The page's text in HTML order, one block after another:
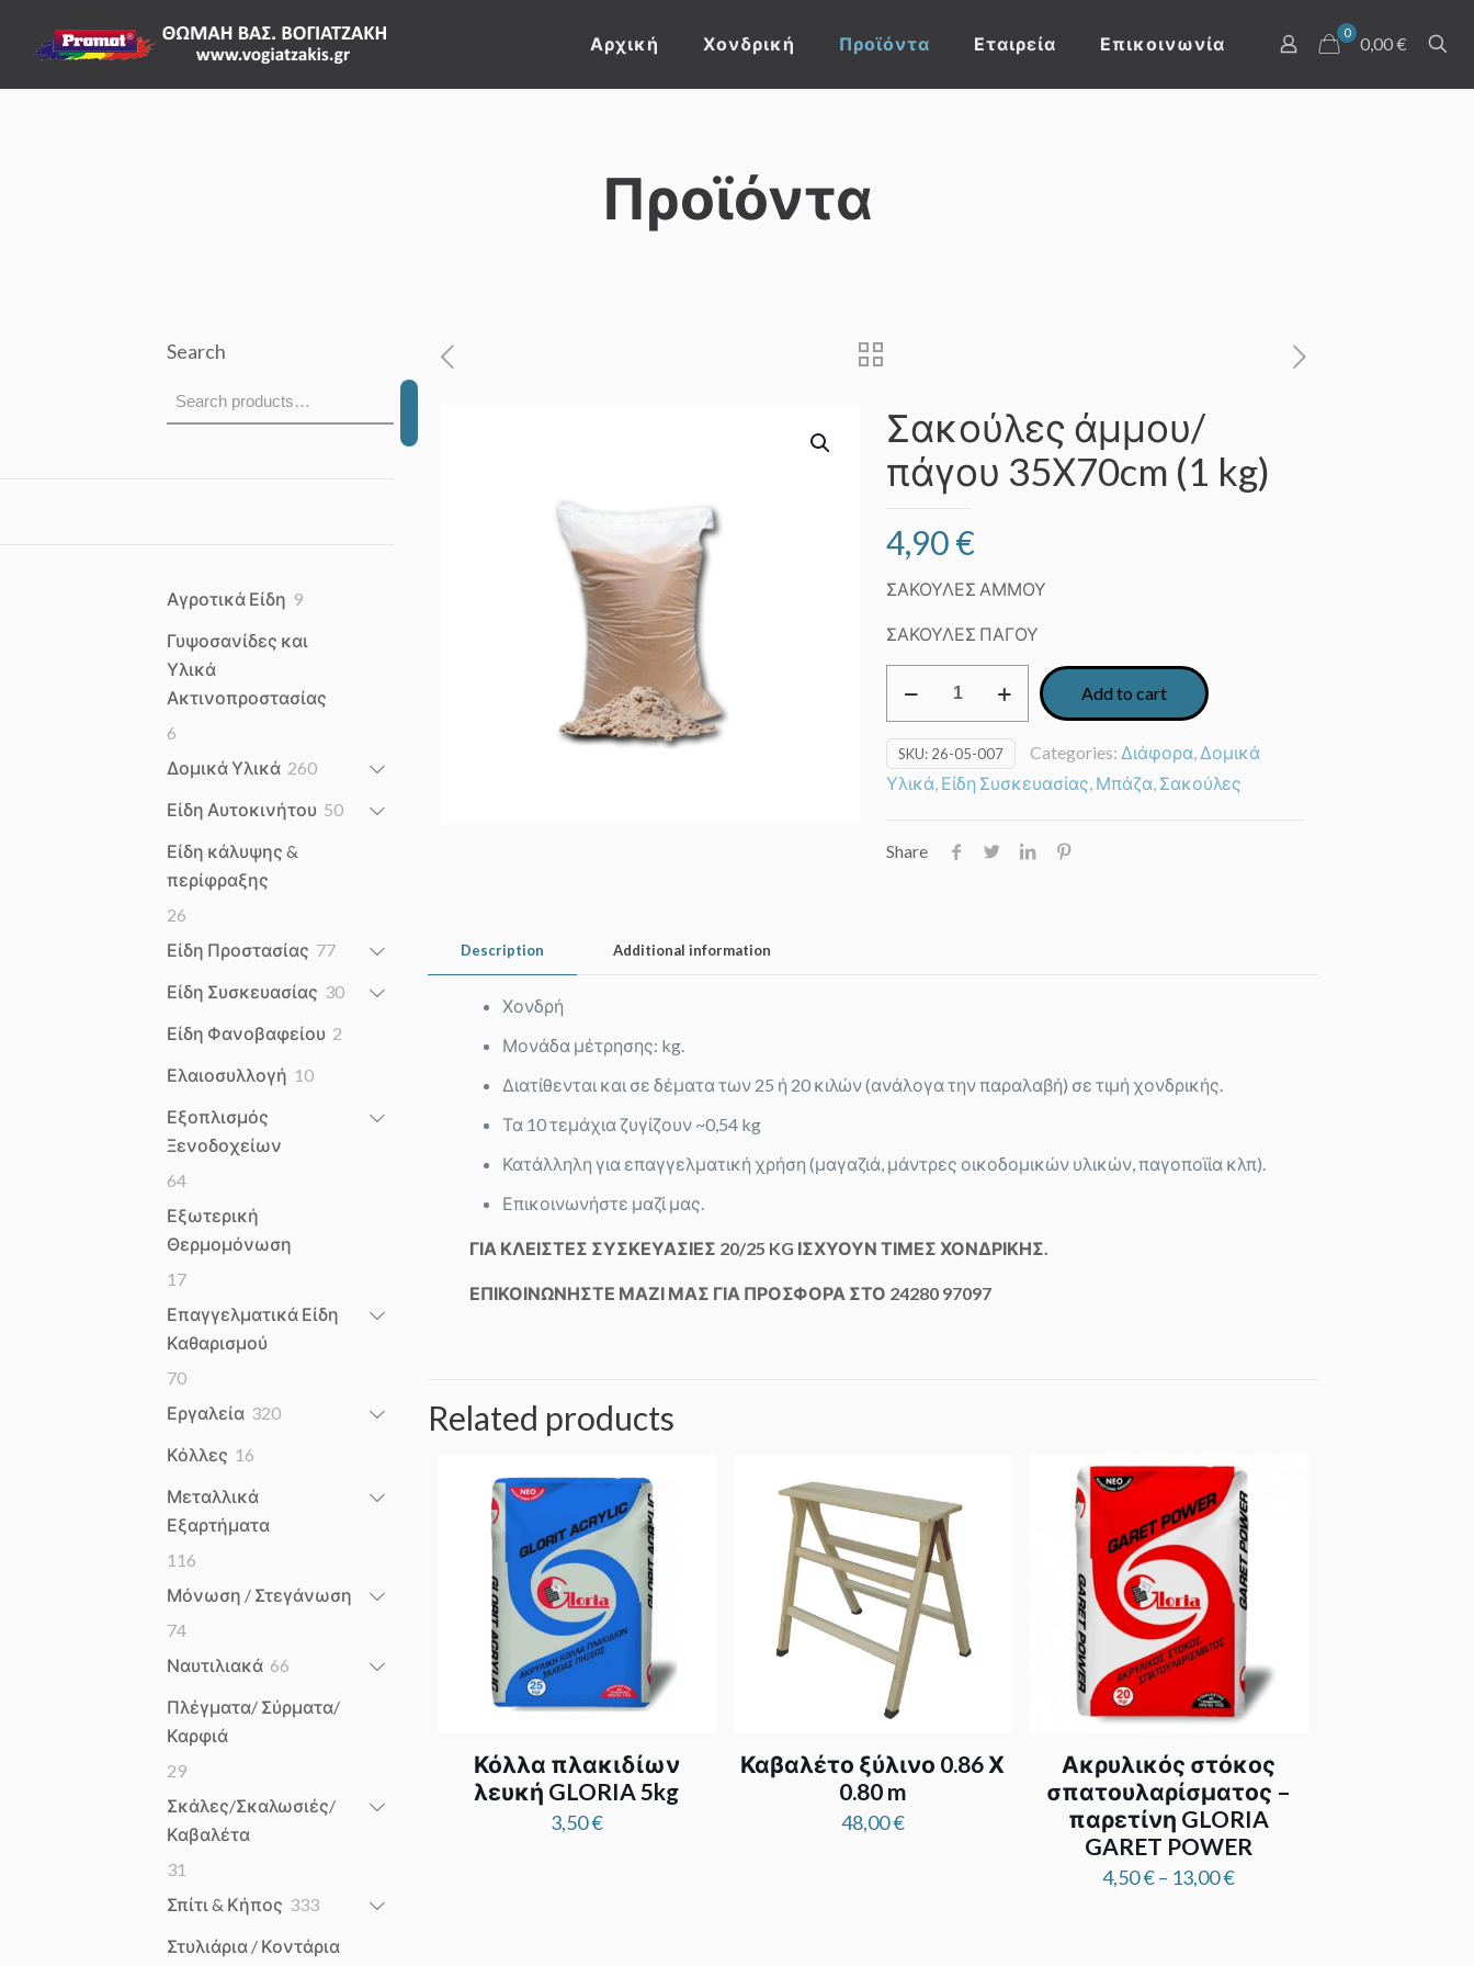
Αρχική Χονδρική Προϊόντα Εταιρεία Επικοινωνία
0
0,00 €
Προϊόντα
Σακούλες άμμου/
πάγου 35Χ70cm (1 kg)
4,90€
ΣΑΚΟΥΛΕΣ ΑΜΜΟΥ
ΣΑΚΟΥΛΕΣ ΠΑΓΟΥ
πάγου
35Χ70cm
(1
quantity
Add to cart
SKU: 26-05-007 Categories: Διάφορα, Δομικά
Υλικά, Είδη Συσκευασίας, Μπάζα, Σακούλες
Share
Description Additional information
Χονδρή
Μονάδα μέτρησης: kg.
Διατίθενται και σε δέματα των 25 ή 20 κιλών (ανάλογα την παραλαβή) σε τιμή χονδρικής.
Τα 10 τεμάχια ζυγίζουν ~0,54 kg
Κατάλληλη για επαγγελματική χρήση (μαγαζιά, μάντρες οικοδομικών υλικών, παγοποϊία κλπ).
Επικοινωνήστε μαζί μας.
ΓΙΑ ΚΛΕΙΣΤΕΣ ΣΥΣΚΕΥΑΣΙΕΣ 20/25 KG ΙΣΧΥΟΥΝ ΤΙΜΕΣ ΧΟΝΔΡΙΚΗΣ.
ΕΠΙΚΟΙΝΩΝΗΣΤΕ ΜΑΖΙ ΜΑΣ ΓΙΑ ΠΡΟΣΦΟΡΑ ΣΤΟ 24280 97097
Related products
Κόλλα πλακιδίων
λευκή GLORIA 5kg
3,50€
Καβαλέτο ξύλινο 0.86 Χ
0.80 m
48,00€
Ακρυλικός στόκος
σπατουλαρίσματος –
παρετίνη GLORIA
GARET POWER
4,50€– 13,00€Price
Search
Αγροτικά Είδη 99
Γυψοσανίδες και
Υλικά
Ακτινοπροστασίας
6
products
Δομικά Υλικά 260260
Είδη Αυτοκινήτου 5050
Είδη κάλυψης &
περίφραξης
26
products
Είδη Προστασίας 7777
Είδη Συσκευασίας 3030
Είδη Φανοβαφείου 2
Ελαιοσυλλογή 1010
Εξοπλισμός
Ξενοδοχείων
6464
products
Εξωτερική
Θερμομόνωση
1717
products
Επαγγελματικά Είδη
Καθαρισμού
7070
products
Εργαλεία 320320
Κόλλες 16
Μεταλλικά
Εξαρτήματα
116
products
Μόνωση / Στεγάνωση
7474
products
Ναυτιλιακά 66
Πλέγματα/ Σύρματα/
Καρφιά
2929
products
Σκάλες/Σκαλωσιές/
Καβαλέτα
31
products
Σπίτι & Κήπος 333333
Στυλιάρια / Κοντάρια